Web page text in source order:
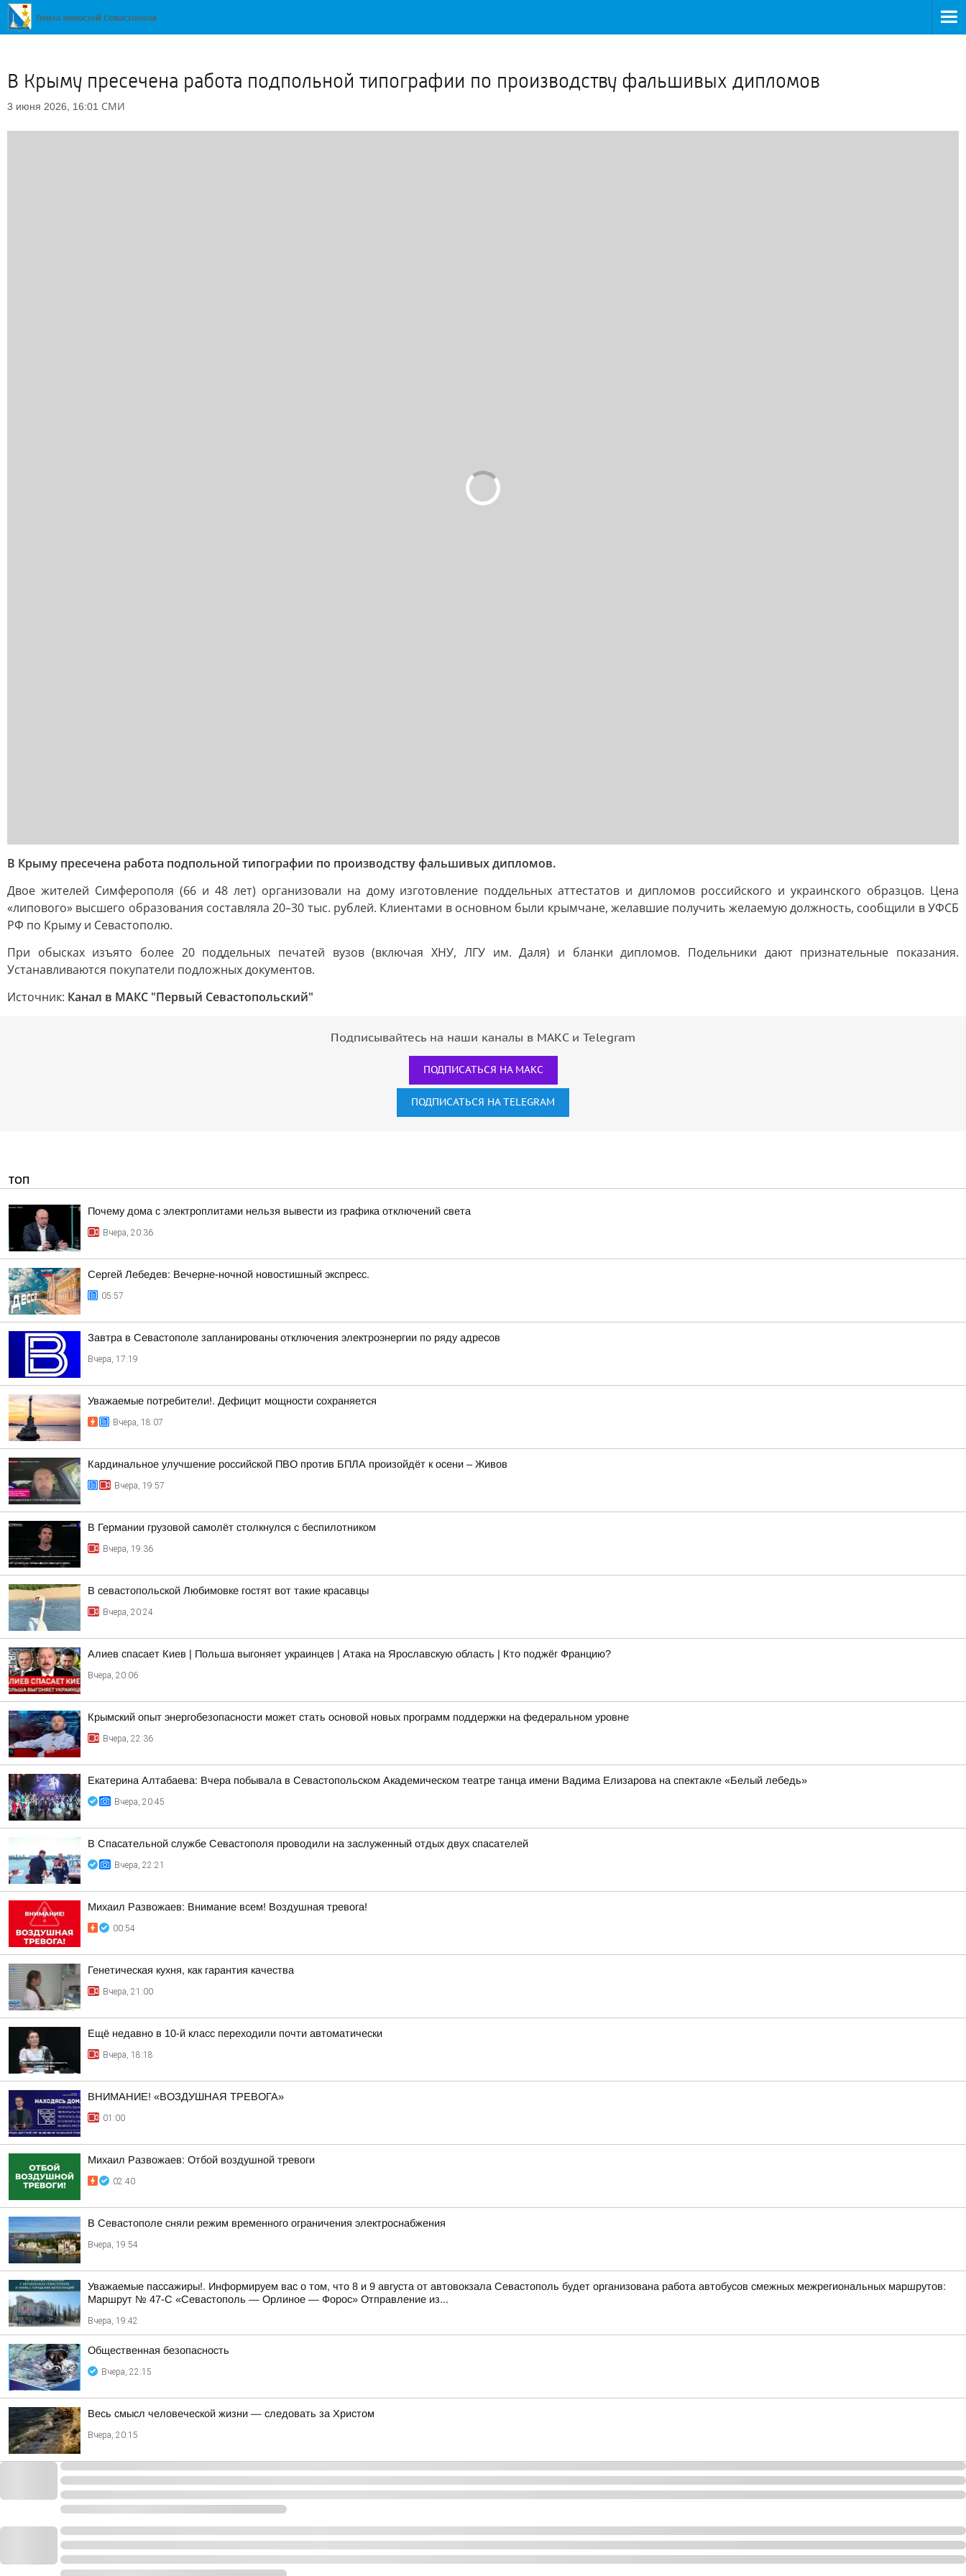
В Крыму пресечена работа подпольной типографии по производству фальшивых дипломов
3 июня 2026, 16:01 СМИ
В Крыму пресечена работа подпольной типографии по производству фальшивых дипломов.
Двое жителей Симферополя (66 и 48 лет) организовали на дому изготовление поддельных аттестатов и дипломов российского и украинского образцов. Цена
«липового» высшего образования составляла 20–30 тыс. рублей. Клиентами в основном были крымчане, желавшие получить желаемую должность, сообщили в УФСБ
РФ по Крыму и Севастополю.
При обысках изъято более 20 поддельных печатей вузов (включая ХНУ, ЛГУ им. Даля) и бланки дипломов. Подельники дают признательные показания.
Устанавливаются покупатели подложных документов.
Источник: Канал в МАКС "Первый Севастопольский"
Подписывайтесь на наши каналы в МАКС и Telegram
ПОДПИСАТЬСЯ НА МАКС
ПОДПИСАТЬСЯ НА TELEGRAM
ТОП
Почему дома с электроплитами нельзя вывести из графика отключений света
Вчера, 20:36
Сергей Лебедев: Вечерне-ночной новостишный экспресс.
05:57
Завтра в Севастополе запланированы отключения электроэнергии по ряду адресов
Вчера, 17:19
Уважаемые потребители!. Дефицит мощности сохраняется
Вчера, 18:07
Кардинальное улучшение российской ПВО против БПЛА произойдёт к осени – Живов
Вчера, 19:57
В Германии грузовой самолёт столкнулся с беспилотником
Вчера, 19:36
В севастопольской Любимовке гостят вот такие красавцы
Вчера, 20:24
Алиев спасает Киев | Польша выгоняет украинцев | Атака на Ярославскую область | Кто поджёг Францию?
Вчера, 20:06
Крымский опыт энергобезопасности может стать основой новых программ поддержки на федеральном уровне
Вчера, 22:36
Екатерина Алтабаева: Вчера побывала в Севастопольском Академическом театре танца имени Вадима Елизарова на спектакле «Белый лебедь»
Вчера, 20:45
В Спасательной службе Севастополя проводили на заслуженный отдых двух спасателей
Вчера, 22:21
Михаил Развожаев: Внимание всем! Воздушная тревога!
00:54
Генетическая кухня, как гарантия качества
Вчера, 21:00
Ещё недавно в 10-й класс переходили почти автоматически
Вчера, 18:18
ВНИМАНИЕ! «ВОЗДУШНАЯ ТРЕВОГА»
01:00
Михаил Развожаев: Отбой воздушной тревоги
02:40
В Севастополе сняли режим временного ограничения электроснабжения
Вчера, 19:54
Уважаемые пассажиры!. Информируем вас о том, что 8 и 9 августа от автовокзала Севастополь будет организована работа автобусов смежных межрегиональных маршрутов:
Маршрут № 47-С «Севастополь — Орлиное — Форос» Отправление из...
Вчера, 19:42
Общественная безопасность
Вчера, 22:15
Весь смысл человеческой жизни — следовать за Христом
Вчера, 20:15